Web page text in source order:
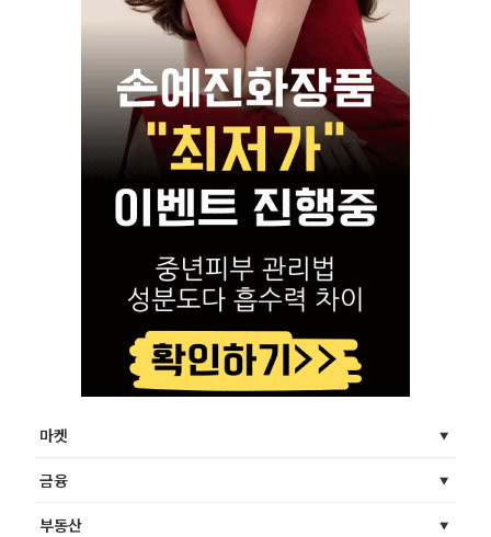
마켓
금융
부동산